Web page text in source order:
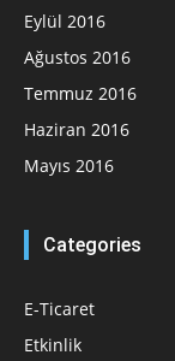
Eylül 2016
Ağustos 2016
Temmuz 2016
Haziran 2016
Mayıs 2016
Categories
E-Ticaret
Etkinlik